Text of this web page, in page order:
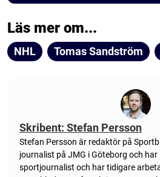
Läs mer om...
NHL Tomas Sandström
Skribent: Stefan Persson
Stefan Persson är redaktör på
journalist på JMG i Göteborg och
sportjournalist och har tidigare